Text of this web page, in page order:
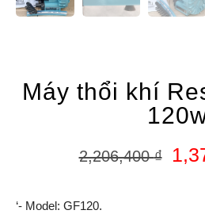
Máy thổi khí
2,206,400₫
‘- Model: GF120.